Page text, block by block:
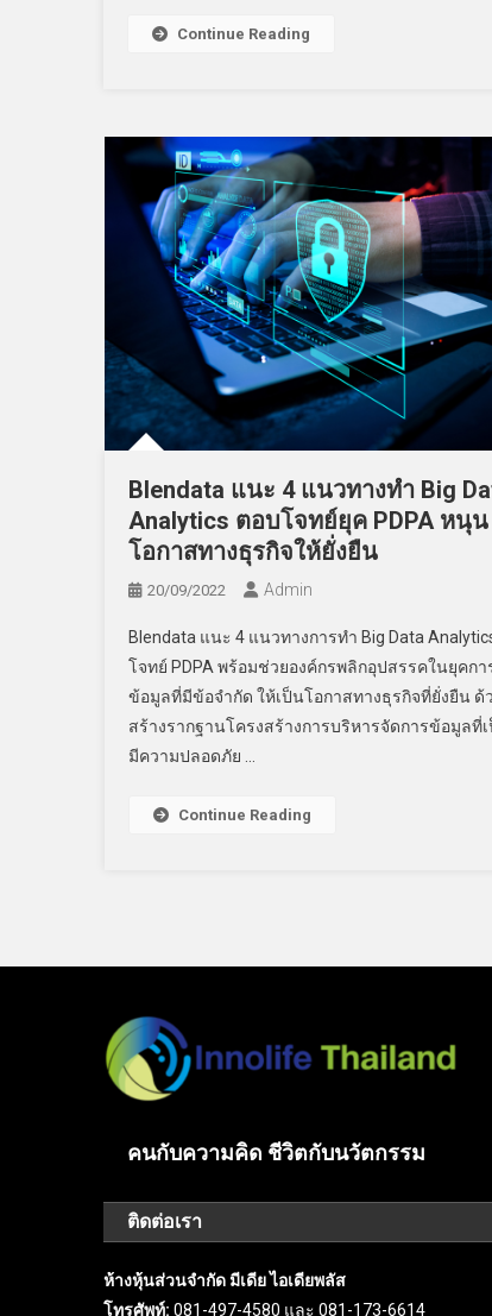
Continue Reading
Blendata แนะ 4 แนวทางทำ Big
Analytics ตอบโจทย์ยุค PDPA หนุน
โอกาสทางธุรกิจให้ยั่งยืน
20/09/2022 Admin
Blendata แนะ 4 แนวทางการทำ Big Data
โจทย์ PDPA พร้อมช่วยองค์กรพลิกอุปสรรคในยุคกา
ข้อมูลที่มีข้อจำกัด ให้เป็นโอกาสทางธุรกิจที่ยั่งยืน ด้
สร้างรากฐานโครงสร้างการบริหารจัดการข้อมูลที่
มีความปลอดภัย …
Continue Reading
คนกับความคิด ชีวิตกับนวัตกรรม
ติดต่อเรา
ห้างหุ้นส่วนจำกัด มีเดีย ไอเดียพลัส
โทรศัพท์: 081-497-4580 และ 081-173-6614